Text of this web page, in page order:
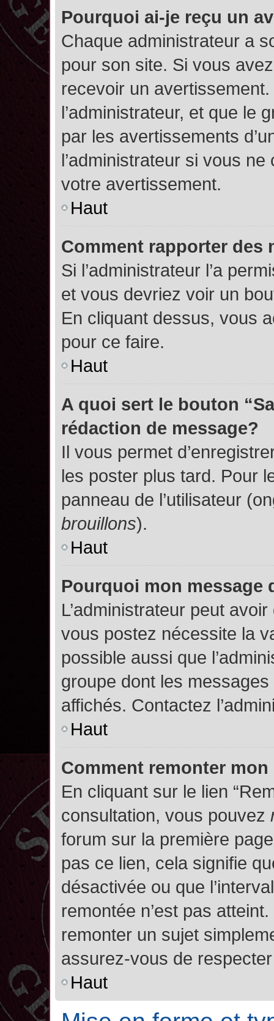
Pourquoi ai-je reçu un
Chaque administrateur a
pour son site. Si vous
recevoir un
l’administrateur, et que le
par les avertissements
l’administrateur si vous
votre avertissement.
Haut
Comment rapporter des
Si l’administrateur l’a
et vous devriez voir un
En cliquant dessus, vous
pour ce faire.
Haut
A quoi sert le bouton
rédaction de message?
Il vous permet
les poster plus tard. Pour
panneau de l’utilisateur
brouillons).
Haut
Pourquoi mon message
L’administrateur peut
vous postez nécessite la
possible aussi que
groupe dont les
affichés. Contactez
Haut
Comment remonter
En cliquant sur le lien
consultation, vous pouvez
forum sur la première
pas ce lien, cela signifie
désactivée ou que
remontée n’est pas
remonter un sujet
assurez-vous de
Haut